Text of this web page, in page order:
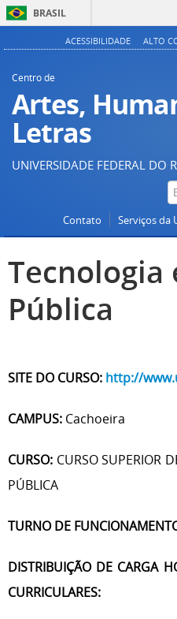
BRASIL
ACESSIBILIDADE ALTO
Centro de
Artes,
Letras
UNIVERSIDADE FEDERAL DO
Contato Serviços da
Tecnologia
Pública
SITE DO CURSO: http://
CAMPUS: Cachoeira
CURSO: CURSO SUPERIOR
PÚBLICA
TURNO DE
DISTRIBUIÇÃO DE CARGA
CURRICULARES: